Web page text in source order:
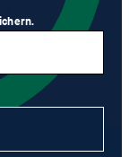
werden darf, um
Informationen im
der
Einladungen,